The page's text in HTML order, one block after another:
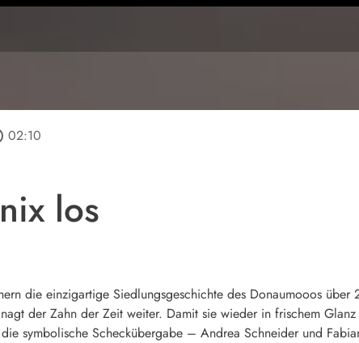
02:10
los
die einzigartige Siedlungsgeschichte des Donaumooos
der Zahn der Zeit weiter. Damit sie wieder in frischem
symbolische Scheckübergabe – Andrea Schneider und